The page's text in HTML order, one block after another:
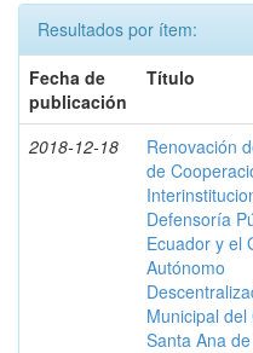
Resultados por ítem:
Fecha de
publicación
Título
2018-12-18
Renovación
de
Defensoría
Ecuador y el
Autónomo
Municipal del
Santa Ana